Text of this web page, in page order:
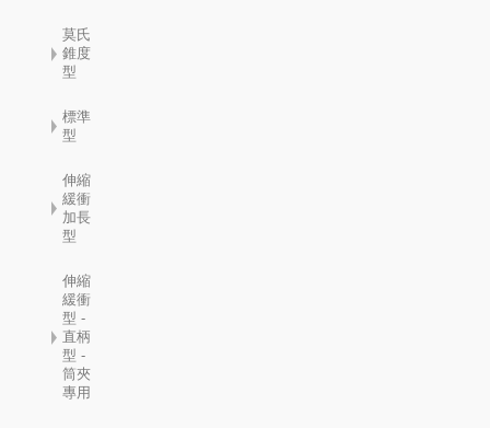
莫氏
錐度
型
標準
型
伸縮
緩衝
加長
型
伸縮
緩衝
型 -
直柄
型 -
筒夾
專用